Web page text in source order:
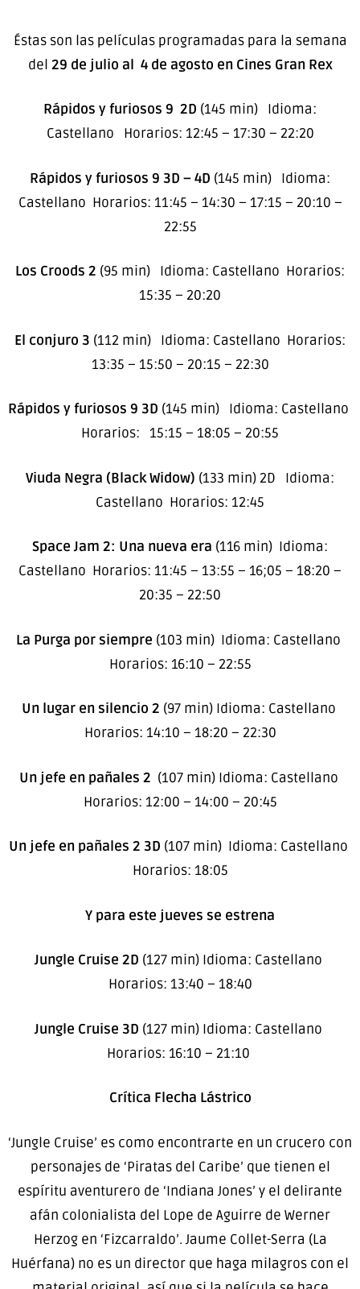
Éstas son las películas programadas para la semana
del 29 de julio al 4 de agosto en Cines Gran Rex
Rápidos y furiosos 9 2D (145 min) Idioma:
Castellano Horarios: 12:45 – 17:30 – 22:20
Rápidos y furiosos 9 3D – 4D (145 min) Idioma:
Castellano Horarios: 11:45 – 14:30 – 17:15 – 20:10 –
22:55
Los Croods 2 (95 min) Idioma: Castellano Horarios:
15:35 – 20:20
El conjuro 3 (112 min) Idioma: Castellano Horarios:
13:35 – 15:50 – 20:15 – 22:30
Rápidos y furiosos 9 3D (145 min) Idioma: Castellano
Horarios: 15:15 – 18:05 – 20:55
Viuda Negra (Black Widow) (133 min) 2D Idioma:
Castellano Horarios: 12:45
Space Jam 2: Una nueva era (116 min) Idioma:
Castellano Horarios: 11:45 – 13:55 – 16;05 – 18:20 –
20:35 – 22:50
La Purga por siempre (103 min) Idioma: Castellano
Horarios: 16:10 – 22:55
Un lugar en silencio 2 (97 min) Idioma: Castellano
Horarios: 14:10 – 18:20 – 22:30
Un jefe en pañales 2 (107 min) Idioma: Castellano
Horarios: 12:00 – 14:00 – 20:45
Un jefe en pañales 2 3D (107 min) Idioma: Castellano
Horarios: 18:05
Y para este jueves se estrena
Jungle Cruise 2D (127 min) Idioma: Castellano
Horarios: 13:40 – 18:40
Jungle Cruise 3D (127 min) Idioma: Castellano
Horarios: 16:10 – 21:10
Crítica Flecha Lástrico
‘Jungle Cruise’ es como encontrarte en un crucero con
personajes de ‘Piratas del Caribe’ que tienen el
espíritu aventurero de ‘Indiana Jones’ y el delirante
afán colonialista del Lope de Aguirre de Werner
Herzog en ‘Fizcarraldo’. Jaume Collet-Serra (La
Huérfana) no es un director que haga milagros con el